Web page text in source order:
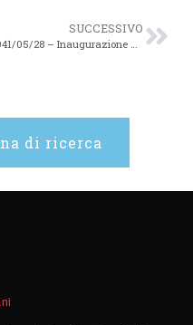
SUCCESSIVO
1941/05/28 – Inaugurazione della Nuova Sede 1941 – 4
di ricerca